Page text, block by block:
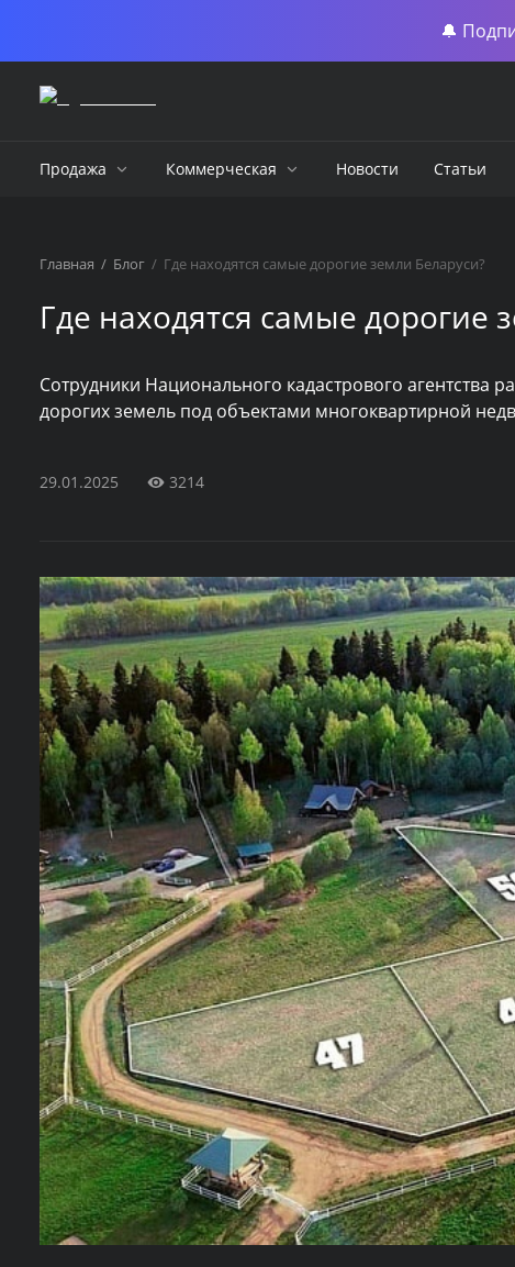
🔔
Продажа Коммерческая Новости Статьи
Главная / Блог / Где находятся самые дорогие земли Беларуси?
Где находятся самые дорогие
Сотрудники Национального кадастрового агентства
дорогих земель под объектами многоквартирной
29.01.2025 3214